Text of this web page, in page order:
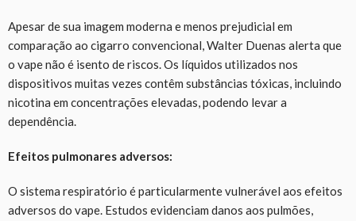
Apesar de sua imagem moderna e menos prejudicial em
comparação ao cigarro convencional, Walter Duenas alerta que
o vape não é isento de riscos. Os líquidos utilizados nos
dispositivos muitas vezes contêm substâncias tóxicas, incluindo
nicotina em concentrações elevadas, podendo levar a
dependência.
Efeitos pulmonares adversos:
O sistema respiratório é particularmente vulnerável aos efeitos
adversos do vape. Estudos evidenciam danos aos pulmões,